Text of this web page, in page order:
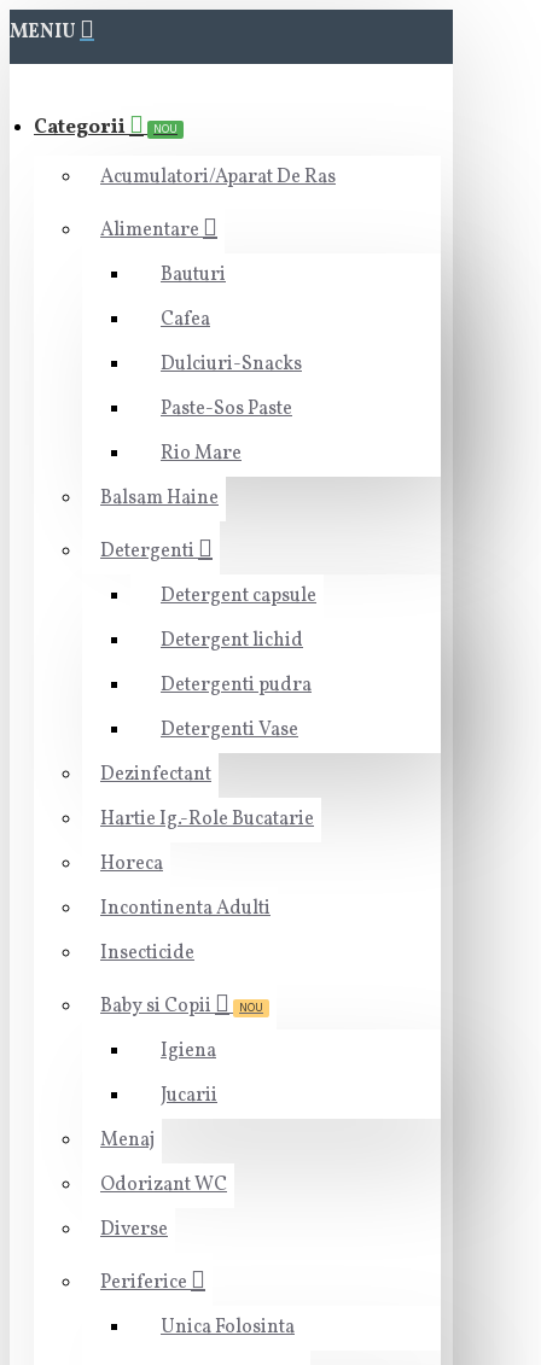
MENIU
Categorii NOU
Acumulatori/Aparat De Ras
Alimentare
Bauturi
Cafea
Dulciuri-Snacks
Paste-Sos Paste
Rio Mare
Balsam Haine
Detergenti
Detergent capsule
Detergent lichid
Detergenti pudra
Detergenti Vase
Dezinfectant
Hartie Ig.-Role Bucatarie
Horeca
Incontinenta Adulti
Insecticide
Baby si Copii
NOU
Igiena
Jucarii
Menaj
Odorizant WC
Diverse
Periferice
Unica Folosinta